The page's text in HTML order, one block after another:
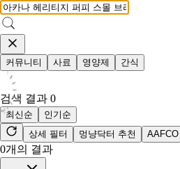
커뮤니티 사료 영양제 간식
검색 결과 0
최신순
인기순
상세 필터
멍냥닥터 추천
0개의 결과